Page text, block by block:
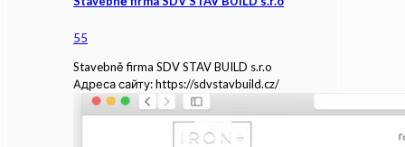
55
Stavebně firma SDV STAV BUILD s.r.o
Адреса сайту: https://sdvstavbuild.cz/